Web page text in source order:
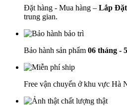
Đặt hàng - Mua hàng – Lắp Đặt
trung gian.
Bảo hành sản phẩm 06 tháng -
Free vận chuyển ở khu vực Hà